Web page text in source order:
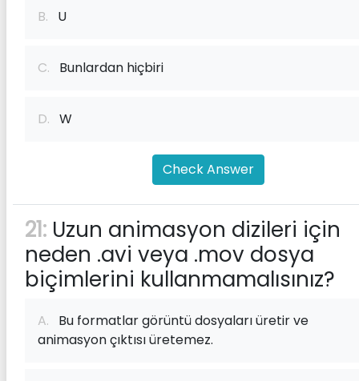
B. U
C. Bunlardan hiçbiri
D. W
Check Answer
21: Uzun animasyon dizileri için
neden .avi veya .mov dosya
biçimlerini kullanmamalısınız?
A. Bu formatlar görüntü dosyaları üretir ve
animasyon çıktısı üretemez.